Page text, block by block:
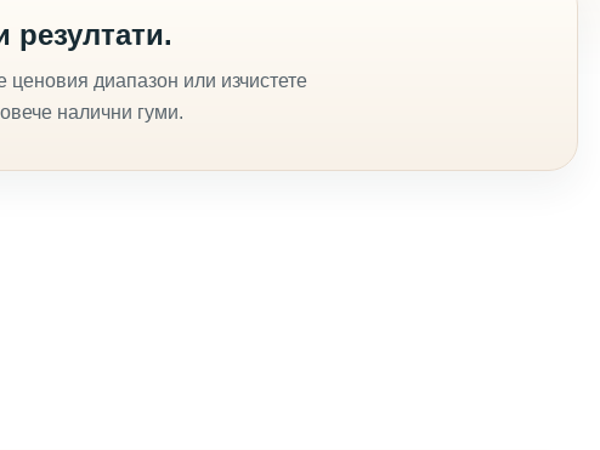
диапазон или изчистете
налични гуми.